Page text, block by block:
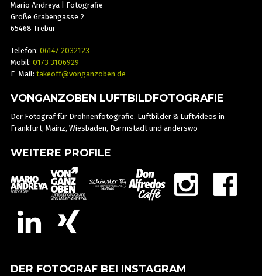
Mario Andreya | Fotografie
Große Grabengasse 2
65468 Trebur
Telefon: 06147 2032123
Mobil: 0173 3106929
E-Mail: takeoff@vonganzoben.de
VONGANZOBEN LUFTBILDFOTOGRAFIE
Der Fotograf für Drohnenfotografie. Luftbilder & Luftvideos in
Frankfurt, Mainz, Wiesbaden, Darmstadt und anderswo
WEITERE PROFILE
DER FOTOGRAF BEI INSTAGRAM